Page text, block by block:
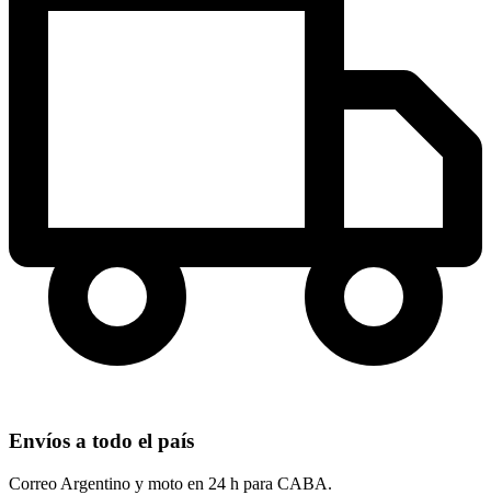
Envíos a todo el país
Correo Argentino y moto en 24 h para CABA.